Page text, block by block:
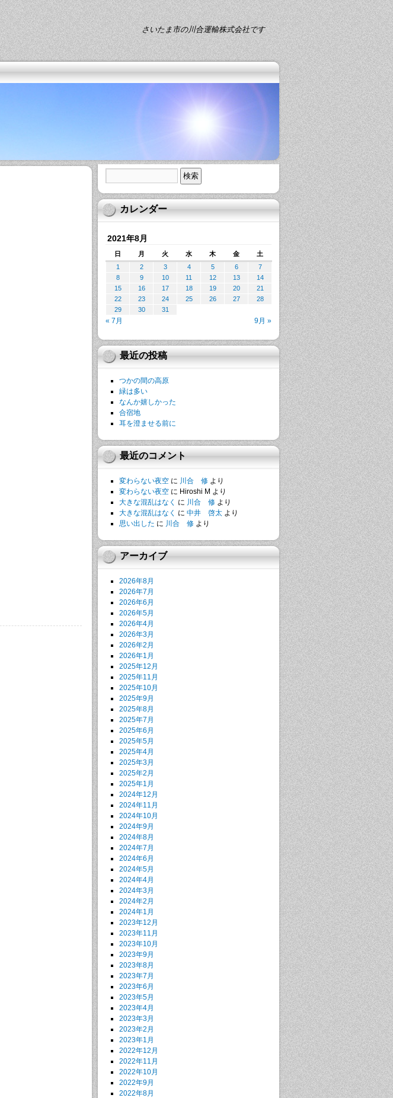
さいたま市の川合運輸株式会社です
カレンダー
2021年8月
日 月 火 水 木 金 土
« 7月 9月 »
1 2 3 4 5 6
7
8
9 10 11 12 13
14
15
16 17 18 19 20
21
22
23 24 25 26 27
28
29
30 31
最近の投稿
つかの間の高原
緑は多い
なんか嬉しかった
合宿地
耳を澄ませる前に
最近のコメント
変わらない夜空に 川合 修より
変わらない夜空に Hiroshi M より
大きな混乱はなく に 川合 修より
大きな混乱はなく に 中井 啓太より
思い出した に 川合 修より
アーカイブ
2026年8月
2026年7月
2026年6月
2026年5月
2026年4月
2026年3月
2026年2月
2026年1月
2025年12月
2025年11月
2025年10月
2025年9月
2025年8月
2025年7月
2025年6月
2025年5月
2025年4月
2025年3月
2025年2月
2025年1月
2024年12月
2024年11月
2024年10月
2024年9月
2024年8月
2024年7月
2024年6月
2024年5月
2024年4月
2024年3月
2024年2月
2024年1月
2023年12月
2023年11月
2023年10月
2023年9月
2023年8月
2023年7月
2023年6月
2023年5月
2023年4月
2023年3月
2023年2月
2023年1月
2022年12月
2022年11月
2022年10月
2022年9月
2022年8月